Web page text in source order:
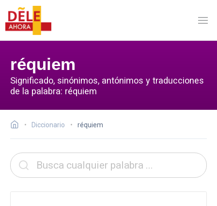
réquiem
Significado, sinónimos, antónimos y traducciones
de la palabra: réquiem
Diccionario réquiem